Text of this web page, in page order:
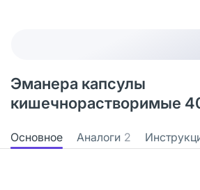
Эманера капсулы
кишечнорастворимые
Основное Аналоги 2